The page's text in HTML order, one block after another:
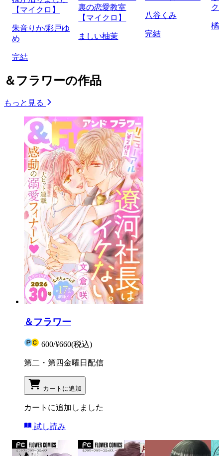
【マイクロ】
朱音りか/彩戸ゆ
め
完結
裏の恋愛教室
【マイクロ】
ましい柚茉
八谷くみ
完結
ク
橘
＆フラワーの作品
もっと見る
＆フラワー
600/¥660(税込)
第二・第四金曜日配信
カートに追加
カートに追加しました
試し読み